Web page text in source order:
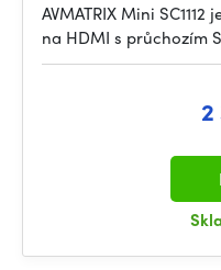
AVMATRIX Mini
na HDMI s průchozím